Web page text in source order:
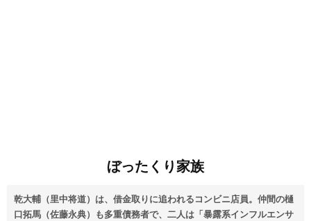
ぼったくり家族
乾⼤輔（⾥中将道）は、借⾦取りに追われるコンビニ店員。仲間の樋
⼝拓⾺（佐藤永典）も多重債務者で、⼆⼈は「暴露系インフルエンサ